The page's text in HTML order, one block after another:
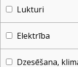
Lukturi
Elektrība
Dzesēšana,